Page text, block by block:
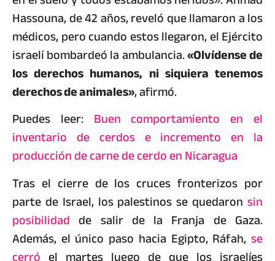
Hassouna, de 42 años, reveló que llamaron a los
médicos, pero cuando estos llegaron, el Ejército
israelí bombardeó la ambulancia.«Olvídense de
los derechos humanos, ni siquiera tenemos
derechos de animales», afirmó.
Puedes leer: Buen comportamiento en el
inventario de cerdos e incremento en la
producción de carne de cerdo en Nicaragua
Tras el cierre de los cruces fronterizos por
parte de Israel, los palestinos se quedaron sin
posibilidad de salir de la Franja de Gaza.
Además, el único paso hacia Egipto, Ráfah, se